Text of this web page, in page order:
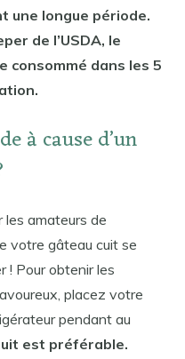
une longue période.
de l’USDA, le
consommé dans les 5
à cause d’un
les amateurs de
votre gâteau cuit se
! Pour obtenir les
placez votre
pendant au
est préférable.